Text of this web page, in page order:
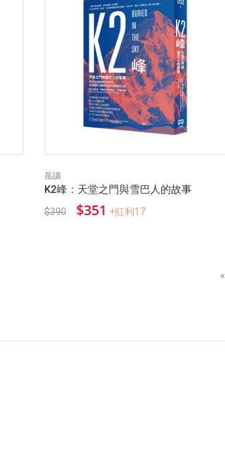
岳讀
K2峰：天堂之門與雪巴人的故事
$390 $351 +紅利17
«